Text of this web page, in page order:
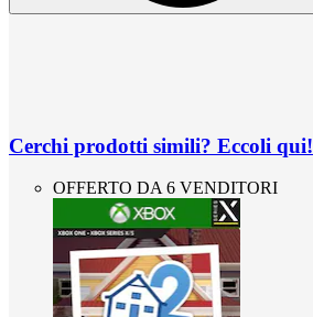
Cerchi prodotti simili? Eccoli qui!
OFFERTO DA 6 VENDITORI